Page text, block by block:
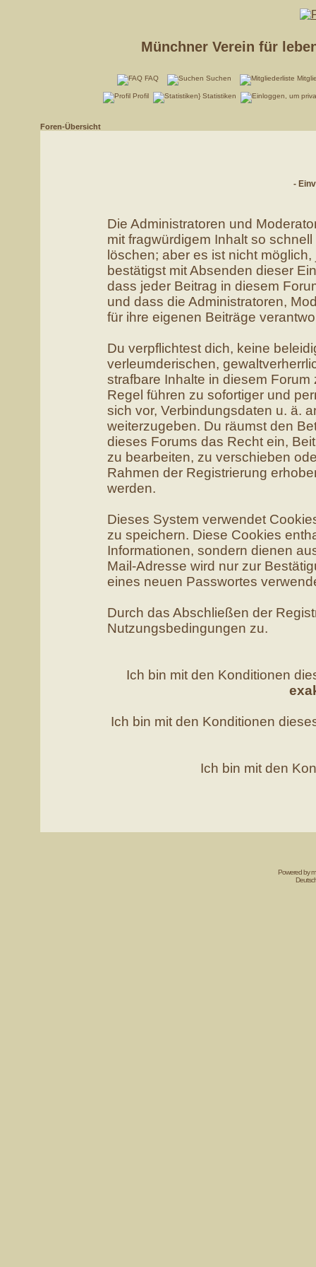
Münchner Verein für
FAQ Suchen
Profil Statistiken
Foren-Übersicht
-
Die Administratoren und
mit fragwürdigem Inhalt so
löschen; aber es ist nicht
bestätigst mit Absenden dieser
dass jeder Beitrag in diesem
und dass die Administratoren,
für ihre eigenen Beiträge
Du verpflichtest dich, keine
verleumderischen,
strafbare Inhalte in diesem
Regel führen zu sofortiger und
sich vor, Verbindungsdaten u. ä.
weiterzugeben. Du räumst den
dieses Forums das Recht ein,
zu bearbeiten, zu verschieben
Rahmen der Registrierung
werden.
Dieses System verwendet
zu speichern. Diese Cookies
Informationen, sondern dienen
Mail-Adresse wird nur zur
eines neuen Passwortes
Durch das Abschließen der
Nutzungsbedingungen zu.
Ich bin mit den Konditionen
Ich bin mit den Konditionen
Ich bin mit den
Powered by